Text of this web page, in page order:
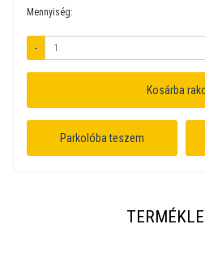
Mennyiség:
-
Kosárba
Parkolóba teszem